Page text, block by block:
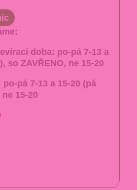
doba: po-pá 7-13 a
so ZAVŘENO, ne 15-20
po-pá 7-13 a 15-20 (pá
15-20